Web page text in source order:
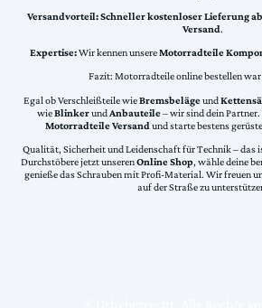
Versandvorteil:Schneller kostenloser Lieferung
Versand.
Expertise:Wir kennen unsereMotorradteile
Fazit: Motorradteile online bestellen war
Egal ob Verschleißteile wieBremsbelägeund
wieBlinkerundAnbauteile– wir sind dein Partner.
Motorradteile Versand und starte bestens
Qualität, Sicherheit und Leidenschaft für Technik – das
Durchstöbere jetzt unserenOnline Shop, wähle deine
genieße das Schrauben mit Profi-Material. Wir freuen
auf der Straße zu